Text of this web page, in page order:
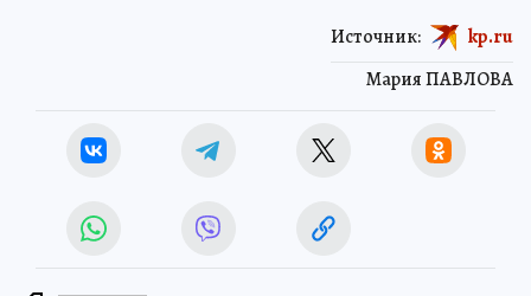
Мария ПАВЛОВА
Источник: kp.ru